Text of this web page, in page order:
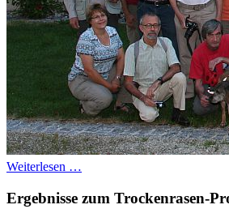
Weiterlesen …
Ergebnisse zum Trockenrasen-